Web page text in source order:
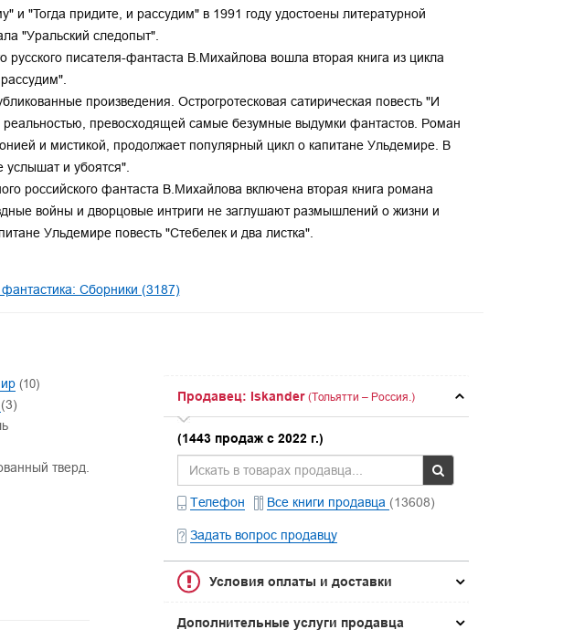
и "Тогда придите, и рассудим" в 1991 году удостоены литературной
"Уральский следопыт".
русского писателя-фантаста В.Михайлова вошла вторая книга из цикла
произведения. Острогротесковая сатирическая повесть "И
реальностью, превосходящей самые безумные выдумки фантастов. Роман
и мистикой, продолжает популярный цикл о капитане Ульдемире. В
и убоятся".
российского фантаста В.Михайлова включена вторая книга романа
войны и дворцовые интриги не заглушают размышлений о жизни и
Ульдемире повесть "Стебелек и два листка".
Сборники (3187)
(10)
(3)
тверд.
Продавец: Iskander (Тольятти – Россия.)
(1443 продаж с 2022 г.)
Телефон Все книги продавца (13608)
Задать вопрос продавцу
Условия оплаты и доставки
Дополнительные услуги продавца